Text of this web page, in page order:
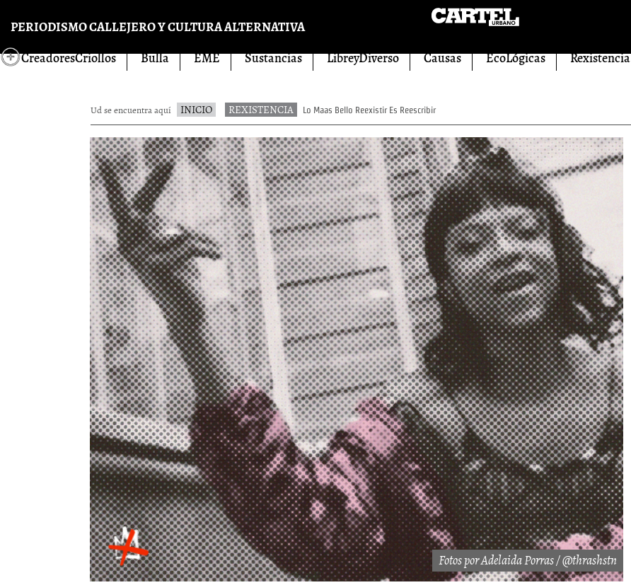
PERIODISMO CALLEJERO Y CULTURA ALTERNATIVA
CreadoresCriollos Bulla EME Sustancias LibreyDiverso Causas EcoLógicas Rexistencia
Ud se encuentra aquí INICIO REXISTENCIA Lo Maas Bello Reexistir Es Reescribir
Fotos por Adelaida Porras / @thrashstn